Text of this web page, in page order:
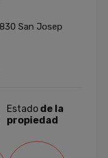
San Josep
Estado de la
propiedad